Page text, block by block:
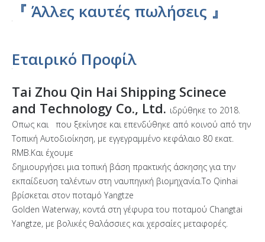
『 Άλλες καυτές πωλήσεις 』
Εταιρικό Προφίλ
Tai Zhou Qin Hai Shipping Scinece
and Technology Co., Ltd. ιδρύθηκε το 2018.
Οπως και που ξεκίνησε και επενδύθηκε από κοινού από την
Τοπική Αυτοδιοίκηση, με εγγεγραμμένο κεφάλαιο 80 εκατ.
RMB.Και έχουμε
δημιουργήσει μια τοπική βάση πρακτικής άσκησης για την
εκπαίδευση ταλέντων στη ναυπηγική βιομηχανία.Το Qinhai
βρίσκεται στον ποταμό Yangtze
Golden Waterway, κοντά στη γέφυρα του ποταμού Changtai
Yangtze, με βολικές θαλάσσιες και χερσαίες μεταφορές.